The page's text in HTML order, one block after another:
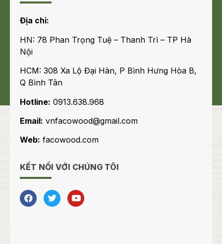
Địa chỉ:
HN: 78 Phan Trọng Tuệ – Thanh Trì – TP Hà
Nội
HCM: 308 Xa Lộ Đại Hàn, P Bình Hưng Hòa B,
Q Bình Tân
Hotline: 0913.638.968
Email: vnfacowood@gmail.com
Web: facowood.com
KẾT NỐI VỚI CHÚNG TÔI